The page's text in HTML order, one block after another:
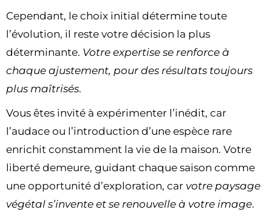
Cependant, le choix initial détermine toute
l’évolution, il reste votre décision la plus
déterminante. Votre expertise se renforce à
chaque ajustement, pour des résultats toujours
plus maîtrisés.
Vous êtes invité à expérimenter l’inédit, car
l’audace ou l’introduction d’une espèce rare
enrichit constamment la vie de la maison. Votre
liberté demeure, guidant chaque saison comme
une opportunité d’exploration, car votre paysage
végétal s’invente et se renouvelle à votre image.